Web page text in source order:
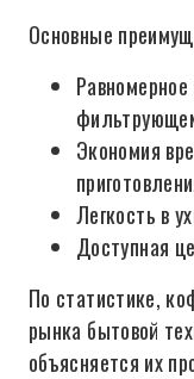
Основные
Экономия
Легкость в
Доступная
По статистике,
рынка бытовой
объясняется их